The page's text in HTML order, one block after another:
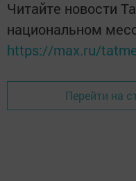
Читайте новости
национальном
https://max.ru/
Перейти на